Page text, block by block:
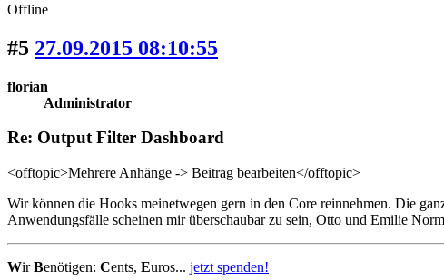
Offline
#5 27.09.2015 08:10:55
florian
Administrator
Re: Output Filter Dashboard
<offtopic>Mehrere Anhänge -> Beitrag bearbeiten</offtopic>
Wir können die Hooks meinetwegen gern in den Core reinnehmen. Die
Anwendungsfälle scheinen mir überschaubar zu sein, Otto und Emilie
WirBenötigen: Cents, Euros... jetzt spenden!